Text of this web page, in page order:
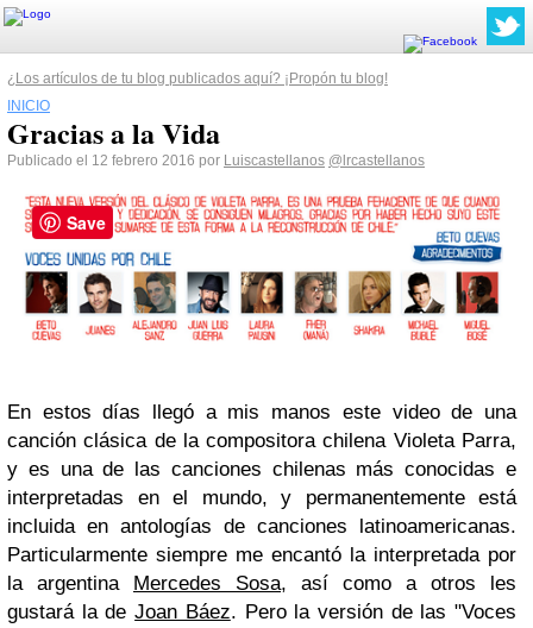
¿Los artículos de tu blog publicados aquí? ¡Propón tu blog!
INICIO
Gracias a la Vida
Publicado el 12 febrero 2016 por Luiscastellanos @lrcastellanos
En estos días llegó a mis manos este video de una
canción clásica de la compositora chilena Violeta Parra,
y es una de las canciones chilenas más conocidas e
interpretadas en el mundo, y permanentemente está
incluida en antologías de canciones latinoamericanas.
Particularmente siempre me encantó la interpretada por
la argentina Mercedes Sosa, así como a otros les
gustará la deJoan Báez. Pero la versión de las "Voces
Save